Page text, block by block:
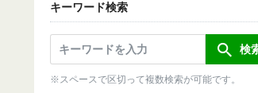
キーワード検索
※スペースで区切って複数検索が可能です。